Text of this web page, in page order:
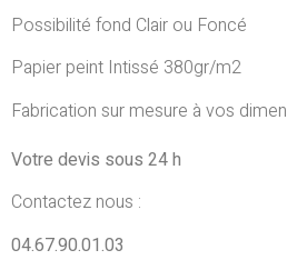
Possibilité fond Clair ou Foncé
Papier peint Intissé 380gr/m2
Fabrication sur mesure à vos
Votre devis sous 24 h
Contactez nous :
04.67.90.01.03